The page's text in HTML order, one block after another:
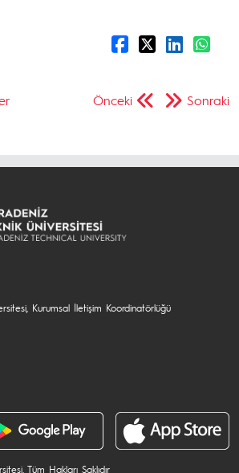
Önceki Sonraki
Kurumsal İletişim Koordinatörlüğü
Tüm Hakları Saklıdır